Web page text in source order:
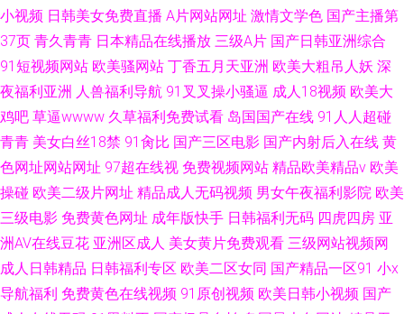
小视频 日韩美女免费直播 A片网站网址 激情文学色 国产主播第
37页 青久青青 日本精品在线播放 三级A片 国产日韩亚洲综合
91短视频网站 欧美骚网站 丁香五月天亚洲 欧美大粗吊人妖 深
夜福利亚洲 人兽福利导航 91叉叉操小骚逼 成人18视频 欧美大
鸡吧 草逼wwww 久草福利免费试看 岛国国产在线 91人人超碰
青青 美女白丝18禁 91肏比 国产三区电影 国产内射后入在线 黄
色网址网站网址 97超在线视 免费视频网站 精品欧美精品v 欧美
操碰 欧美二级片网址 精品成人无码视频 男女午夜福利影院 欧美
三级电影 免费黄色网址 成年版快手 日韩福利无码 四虎四房 亚
洲AV在线豆花 亚洲区成人 美女黄片免费观看 三级网站视频网
成人日韩精品 日韩福利专区 欧美二区女同 国产精品一区91 小x
导航福利 免费黄色在线视频 91原创视频 欧美日韩小视频 国产